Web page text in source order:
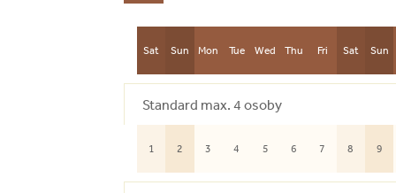
Sat Sun Mon Tue Wed Thu Fri Sat Sun
Standard max. 4 osoby
1 2 3 4 5 6 7 8 9